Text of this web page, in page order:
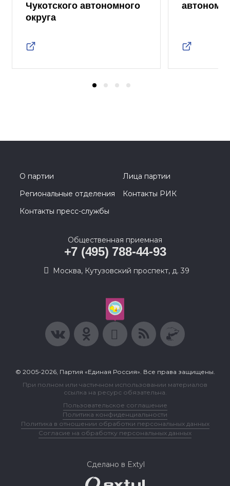
Чукотского автономного
округа
О партии
Лица партии
Региональные отделения
Контакты РИК
Контакты пресс-службы
Общественная приемная
+7 (495) 788-44-93
Москва, Кутузовский проспект, д. 39
© 2005-2026, Партия «Единая Россия». Все права защищены.
При полном или частичном использовании материалов
ссылка на ресурс обязательна.
Пользовательское соглашение
Политика конфиденциальности
Политика в отношении обработки персональных данных
Согласие на обработку персональных данных
Сделано в Extyl